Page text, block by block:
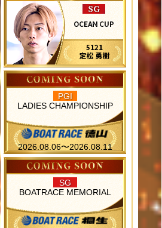
PGI
LADIES CHAMPIONSHIP
2026.08.06〜2026.08.11
SG
BOATRACE MEMORIAL